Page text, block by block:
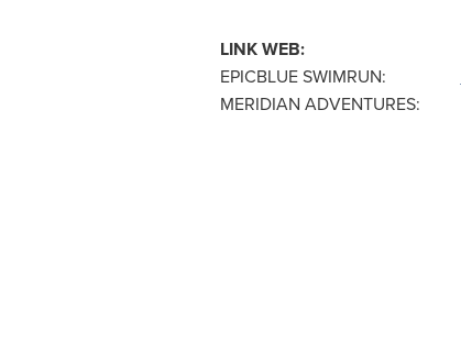
LINK WEB:
EPICBLUE SWIMRUN:
MERIDIAN ADVENTURES: